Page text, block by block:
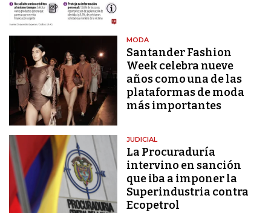
MODA
Santander Fashion
Week celebra nueve
años como una de las
plataformas de moda
más importantes
JUDICIAL
La Procuraduría
intervino en sanción
que iba a imponer la
Superindustria contra
Ecopetrol